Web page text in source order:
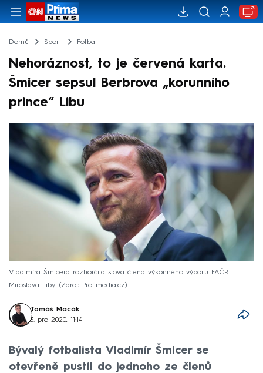
Domů Sport Fotbal
Nehoráznost, to je červená karta.
Šmicer sepsul Berbrova „korunního
prince“ Libu
Vladimíra Šmicera rozhořčila slova člena výkonného výboru FAČR
Miroslava Liby.
Zdroj: Profimedia.cz
Tomáš Macák
3. pro 2020, 11:14
Bývalý fotbalista Vladimír Šmicer se
otevřeně pustil do jednoho ze členů